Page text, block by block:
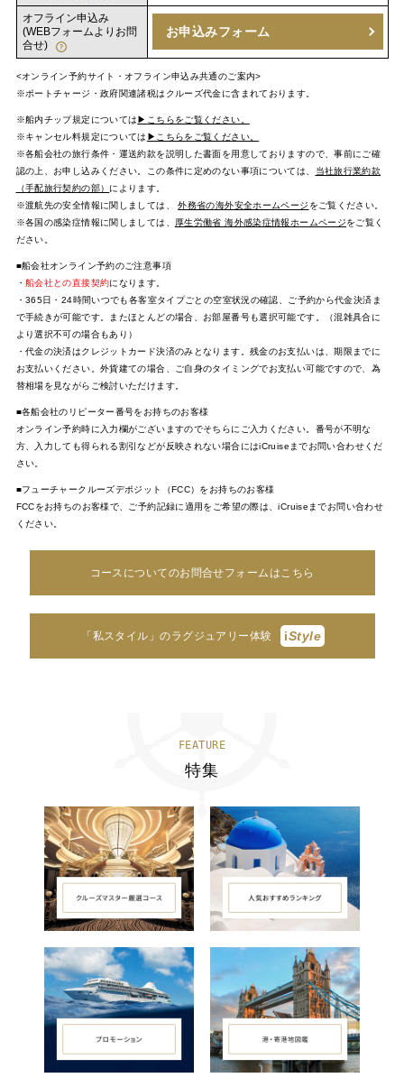
オフライン申込み
(WEBフォームよりお問
合せ)
お申込みフォーム
<オンライン予約サイト・オフライン申込み共通のご案内>
※ポートチャージ・政府関連諸税はクルーズ代金に含まれております。
※船内チップ規定については▶こちらをご覧ください。
※キャンセル料規定については ▶こちらをご覧ください。
※各船会社の旅行条件・運送約款を説明した書面を用意しておりますので、事前にご確
認の上、お申し込みください。この条件に定めのない事項については、
当社旅行業約款
（手配旅行契約の部） によります。
※渡航先の安全情報に関しましては、外務省の海外安全ホームページ をご覧ください。
※各国の感染症情報に関しましては、
厚生労働省 海外感染症情報ホームページをご覧く
ださい。
■船会社オンライン予約のご注意事項
・ 船会社との直接契約になります。
・365日・24時間いつでも各客室タイプごとの空室状況の確認、ご予約から代金決済ま
で手続きが可能です。またほとんどの場合、お部屋番号も選択可能です。（混雑具合に
より選択不可の場合もあり）
・代金の決済はクレジットカード決済のみとなります。残金のお支払いは、期限までに
お支払いください。外貨建ての場合、ご自身のタイミングでお支払い可能ですので、為
替相場を見ながらご検討いただけます。
■各船会社のリピーター番号をお持ちのお客様
オンライン予約時に入力欄がございますのでそちらにご入力ください。番号が不明な
方、入力しても得られる割引などが反映されない場合にはiCruiseまでお問い合わせくだ
さい。
■フューチャークルーズデポジット（FCC）をお持ちのお客様
FCCをお持ちのお客様で、ご予約記録に適用をご希望の際は、iCruiseまでお問い合わせ
ください。
コースについてのお問合せフォームはこちら
「私スタイル」のラグジュアリー体験 iStyle
FEATURE
特集